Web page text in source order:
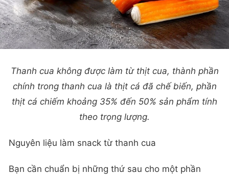
Thanh cua không được làm từ thịt cua, thành phần
chính trong thanh cua là thịt cá đã chế biến, phần
thịt cá chiếm khoảng 35% đến 50% sản phẩm tính
theo trọng lượng.
Nguyên liệu làm snack từ thanh cua
Bạn cần chuẩn bị những thứ sau cho một phần